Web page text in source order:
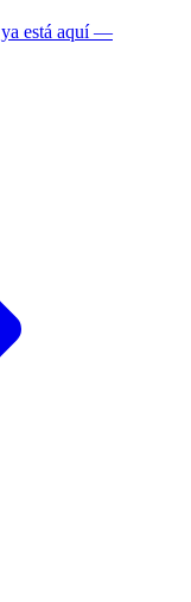
está aquí —